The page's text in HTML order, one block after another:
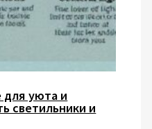
для уюта и
светильники и